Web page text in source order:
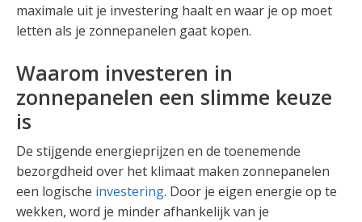
maximale uit je investering haalt en waar je op moet
letten als je zonnepanelen gaat kopen.
Waarom investeren in
zonnepanelen een slimme keuze
is
De stijgende energieprijzen en de toenemende
bezorgdheid over het klimaat maken zonnepanelen
een logische investering. Door je eigen energie op te
wekken, word je minder afhankelijk van je